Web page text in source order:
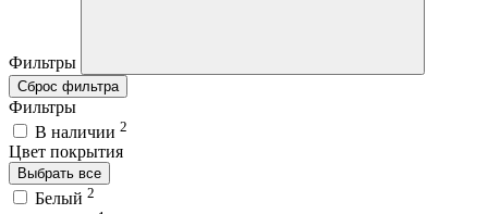
Фильтры
Сброс фильтра
Фильтры
В наличии 2
Цвет покрытия
Выбрать все
Белый 2